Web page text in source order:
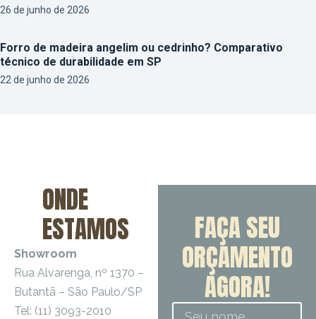
26 de junho de 2026
Forro de madeira angelim ou cedrinho? Comparativo
técnico de durabilidade em SP
22 de junho de 2026
ONDE
ESTAMOS
Showroom
Rua Alvarenga, nº 1370 –
Butantã – São Paulo/SP
Tel: (11) 3093-2010
FAÇA SEU
ORÇAMENTO
AGORA!